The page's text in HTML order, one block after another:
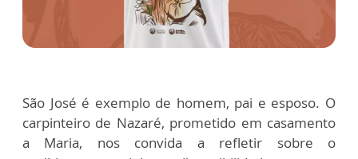
São José é exemplo de homem, pai e esposo. O
carpinteiro de Nazaré, prometido em casamento
a Maria, nos convida a refletir sobre o